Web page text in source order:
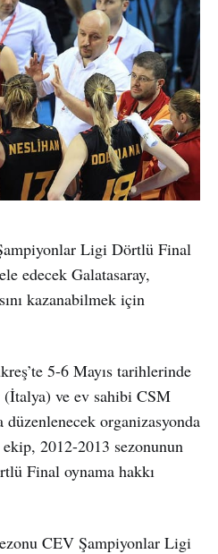
Ligi Dörtlü Final
edecek Galatasaray,
kazanabilmek için
5-6 Mayıs tarihlerinde
ve ev sahibi CSM
düzenlenecek organizasyonda
ekip, 2012-2013 sezonunun
Final oynama hakkı
CEV Şampiyonlar Ligi